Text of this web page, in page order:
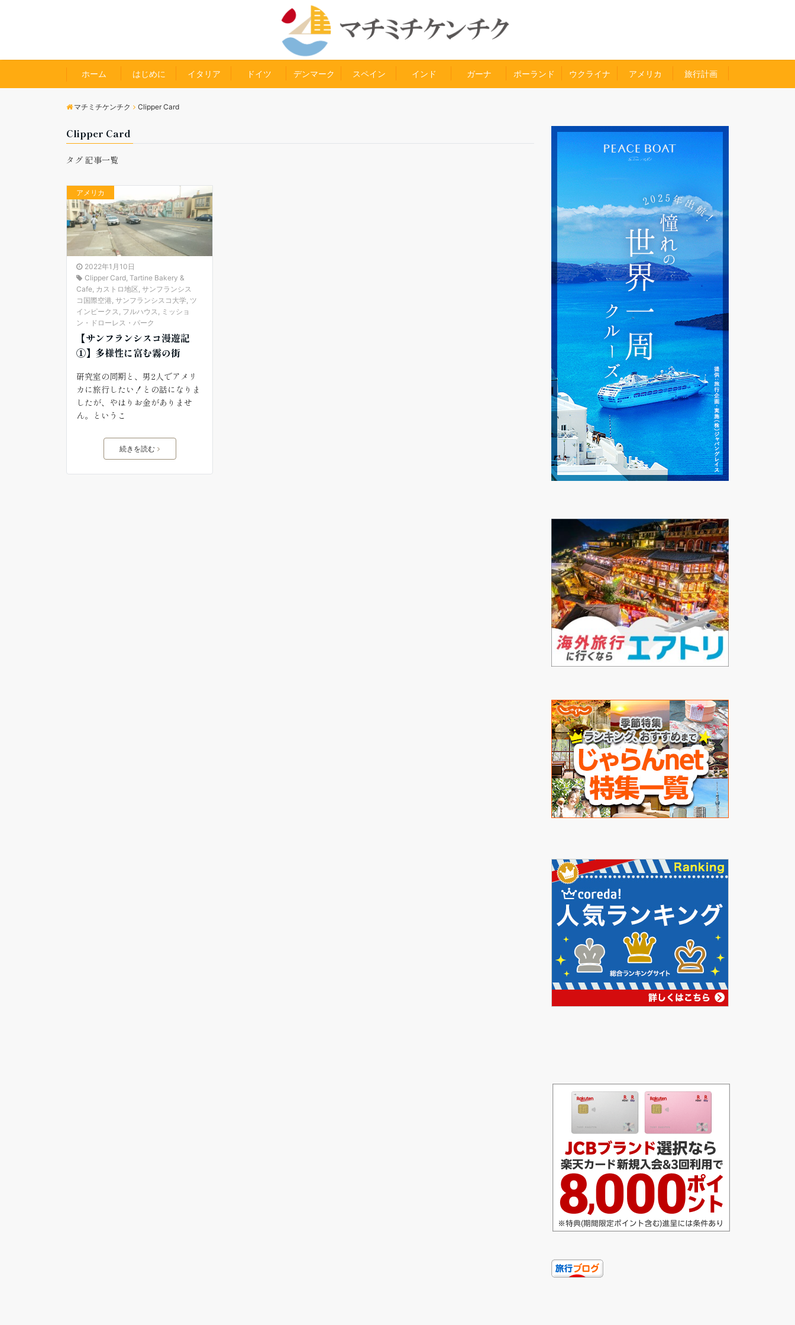
ホーム はじめに イタリア ドイツ デンマーク スペイン インド ガーナ ポーランド ウクライナ アメリカ 旅行計画
マチミチケンチク Clipper Card
Clipper Card
タグ 記事一覧
アメリカ
2022年1月10日
Clipper Card Tartine Bakery &
Cafe カストロ地区 サンフランシス
コ国際空港 サンフランシスコ大学 ツ
インピークス フルハウス
ミッショ
ン・ドローレス・パーク
【サンフランシスコ漫遊記
①】多様性に富む霧の街
研究室の同期と、男2人でアメリ
カに旅行したい！との話になりま
したが、やはりお金がありませ
ん。というこ
続きを読む